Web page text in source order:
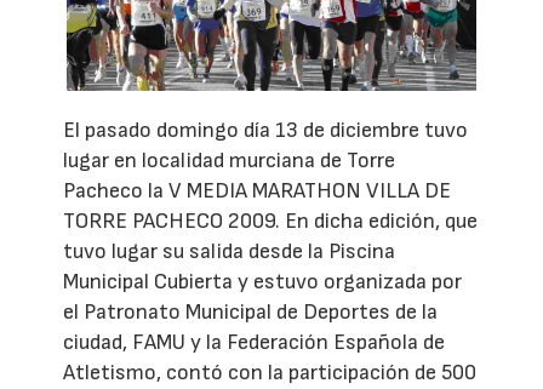
El pasado domingo día 13 de diciembre tuvo
lugar en localidad murciana de Torre
Pacheco la V MEDIA MARATHON VILLA DE
TORRE PACHECO 2009. En dicha edición, que
tuvo lugar su salida desde la Piscina
Municipal Cubierta y estuvo organizada por
el Patronato Municipal de Deportes de la
ciudad, FAMU y la Federación Española de
Atletismo, contó con la participación de 500